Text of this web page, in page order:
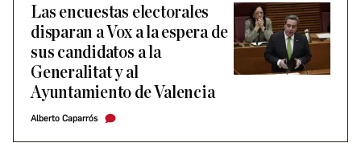
Las encuestas electorales
disparan a Vox a la espera de
sus candidatos a la
Generalitat y al
Ayuntamiento de Valencia
Alberto Caparrós